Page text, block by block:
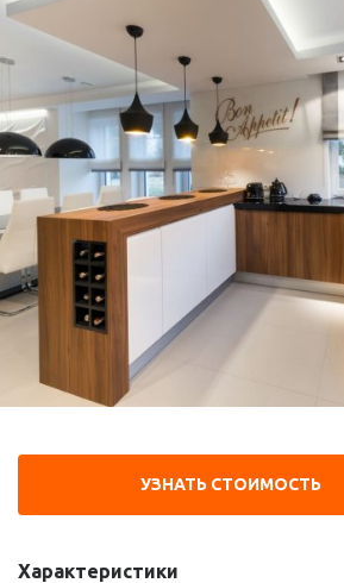
УЗНАТЬ СТОИМОСТЬ
Характеристики